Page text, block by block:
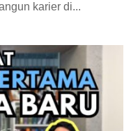
karier di...